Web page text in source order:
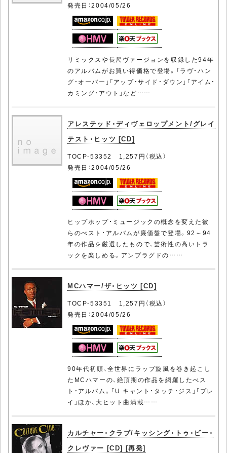
発売日：2004/05/26
リミックスや長尺ヴァージョンを収録した94年
のアルバムがお買い得価格で登場。「ラヴ・ハン
グ・オーバー」「アップ・サイド・ダウン」「アイム・
カミング・アウト」など……
アレステッド・ディヴェロップメント/グレイ
テスト・ヒッツ [CD]
TOCP-53352 1,257円（税込）
発売日：2004/05/26
ヒップホップ・ミュージックの概念を変えた彼
らのべスト・アルバムが廉価盤で登場。92～94
年の作品を厳選したもので、芸術性の高いトラ
ックを楽しめる。アンプラグドの……
MCハマー/ザ・ヒッツ [CD]
TOCP-53351 1,257円（税込）
発売日：2004/05/26
90年代初頭、全世界にラップ旋風を巻き起こし
たMCハマーの、絶頂期の作品を網羅したべス
ト・アルバム。「U キャント・タッチ・ジス」「プレ
イ」ほか、大ヒット曲満載……
カルチャー・クラブ/キッシング・トゥ・ビー・
クレヴァー [CD] [再発]